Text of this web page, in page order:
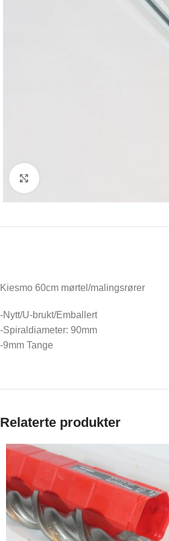
Kiesmo 60cm mørtel/malingsrører
-Nytt/U-brukt/Emballert
-Spiraldiameter: 90mm
-9mm Tange
Relaterte produkter